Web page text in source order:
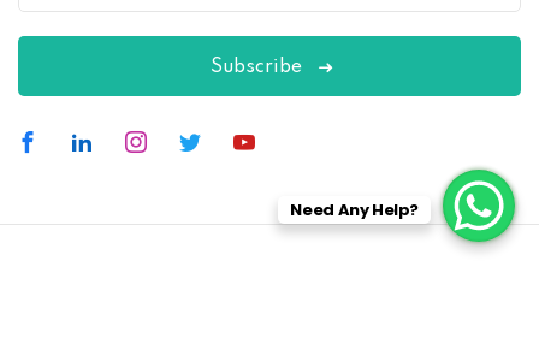
Subscribe
Need Any Help?